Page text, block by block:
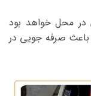
در محل خواهد بود
باعث صرفه جویی در